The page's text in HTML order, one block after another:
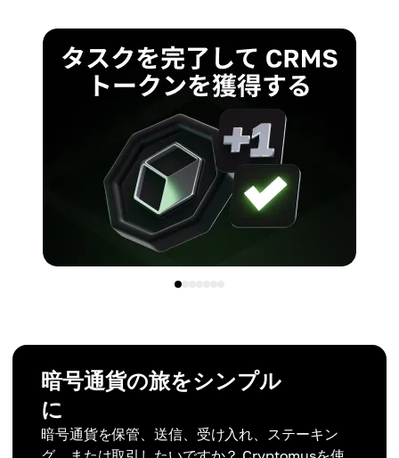
暗号通貨の旅をシンプル
に
暗号通貨を保管、送信、受け入れ、ステーキン